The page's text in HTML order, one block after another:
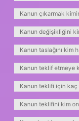
Kanun çıkarmak
Kanun değişikliğini
Kanun taslağını kim
Kanun teklif etmeye
Kanun teklifi için
Kanun teklifini kim